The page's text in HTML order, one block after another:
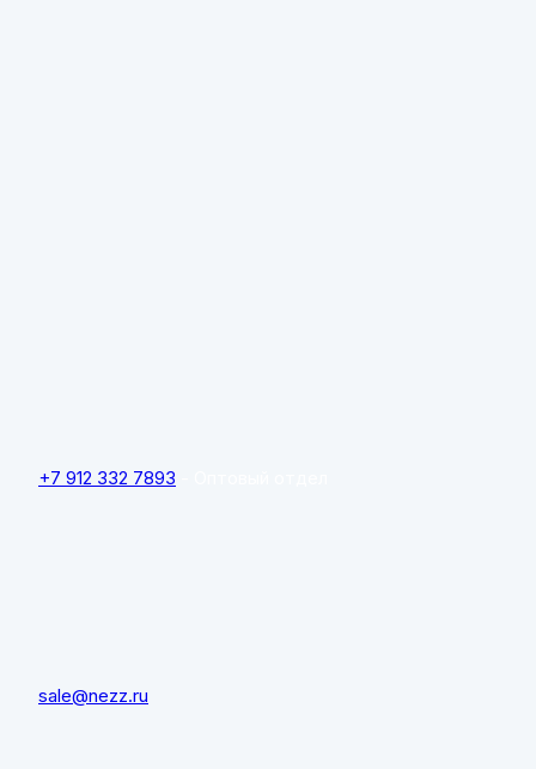
+7 912 332 7893
sale@nezz.ru